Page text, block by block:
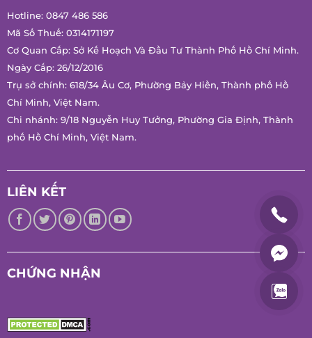
Hotline:0847 486 586
Mã Số Thuế: 0314171197
Cơ Quan Cấp: Sở Kế Hoạch Và Đầu Tư Thành Phố Hồ Chí
Minh.
Ngày Cấp: 26/12/2016
Trụ sở chính: 618/34 Âu Cơ, Phường Bảy Hiền, Thành phố Hồ
Chí Minh, Việt Nam.
phố Hồ Chí Minh, Việt Nam.
LIÊN KẾT